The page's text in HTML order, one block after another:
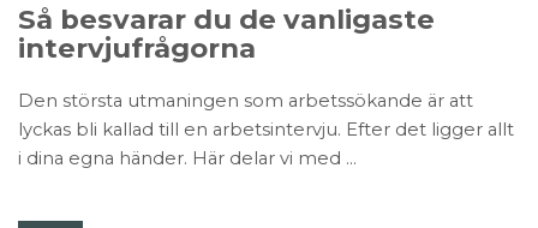
Så besvarar du de vanligaste
intervjufrågorna
Den största utmaningen som arbetssökande är att
lyckas bli kallad till en arbetsintervju. Efter det ligger allt
i dina egna händer. Här delar vi med ...